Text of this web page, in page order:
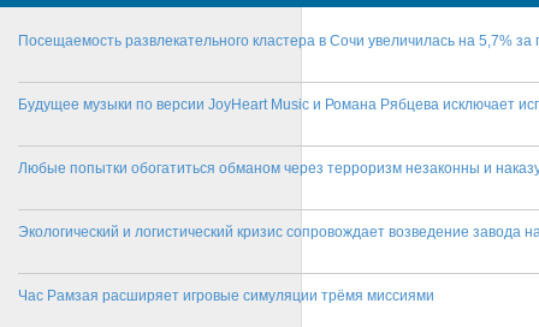
Посещаемость развлекательного кластера в Сочи увеличилась на 5,7% за
Будущее музыки по версии JoyHeart Music и Романа Рябцева исключает
Любые попытки обогатиться обманом через терроризм незаконны и
Экологический и логистический кризис сопровождает возведение завода
Час Рамзая расширяет игровые симуляции трёмя миссиями